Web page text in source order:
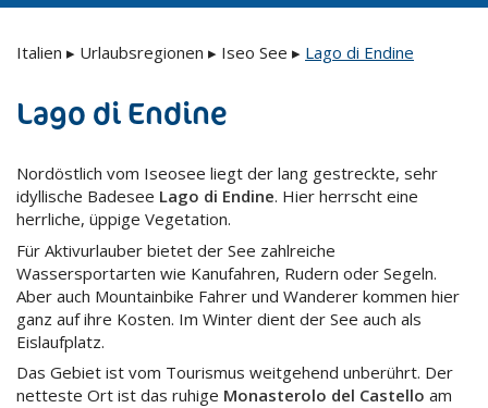
Italien ▸ Urlaubsregionen ▸ Iseo See ▸ Lago di Endine
Lago di Endine
Nordöstlich vom Iseosee liegt der lang gestreckte, sehr
idyllische Badesee Lago di Endine. Hier herrscht eine
herrliche, üppige Vegetation.
Für Aktivurlauber bietet der See zahlreiche
Wassersportarten wie Kanufahren, Rudern oder Segeln.
Aber auch Mountainbike Fahrer und Wanderer kommen hier
ganz auf ihre Kosten. Im Winter dient der See auch als
Eislaufplatz.
Das Gebiet ist vom Tourismus weitgehend unberührt. Der
netteste Ort ist das ruhige Monasterolo del Castello am